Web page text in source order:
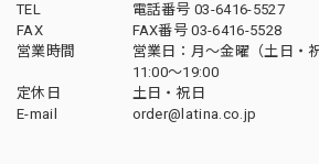
TEL
電話番号 03-6416-5527
FAX
FAX番号 03-6416-5528
営業時間
営業日：月〜金曜（土日・
11:00〜19:00
定休日
土日・祝日
E-mail
order@latina.co.jp